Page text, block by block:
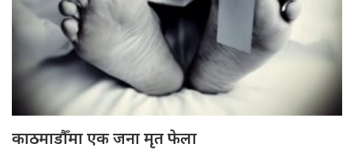
काठमाडौँमा एक जना मृत फेला